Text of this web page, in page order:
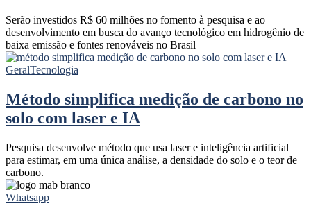
Serão investidos R$ 60 milhões no fomento à pesquisa e ao
desenvolvimento em busca do avanço tecnológico em hidrogênio de
baixa emissão e fontes renováveis no Brasil
GeralTecnologia
Método simplifica medição de carbono no
solo com laser e IA
Pesquisa desenvolve método que usa laser e inteligência artificial
para estimar, em uma única análise, a densidade do solo e o teor de
carbono.
Whatsapp